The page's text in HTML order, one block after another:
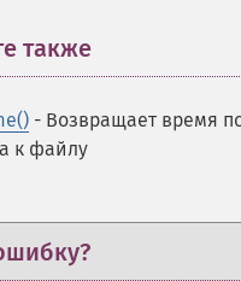
также
- Возвращает время
к файлу